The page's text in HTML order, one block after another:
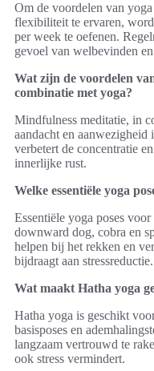
Om de voordelen van
flexibiliteit te ervaren,
per week te oefenen.
gevoel van welbevinden
Wat zijn de voordelen
combinatie met yoga?
Mindfulness meditatie, in
aandacht en aanwezigheid
verbetert de concentratie
innerlijke rust.
Welke essentiële yoga
Essentiële yoga poses
downward dog, cobra en
helpen bij het rekken en
bijdraagt aan stressreductie.
Wat maakt Hatha yoga
Hatha yoga is geschikt
basisposes en
langzaam vertrouwd te
ook stress vermindert.